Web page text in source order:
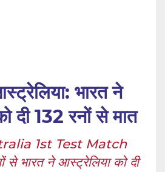
भारत ने
दी 132 रनों से मात
1st Test Match
भारत ने आस्ट्रेलिया को दी